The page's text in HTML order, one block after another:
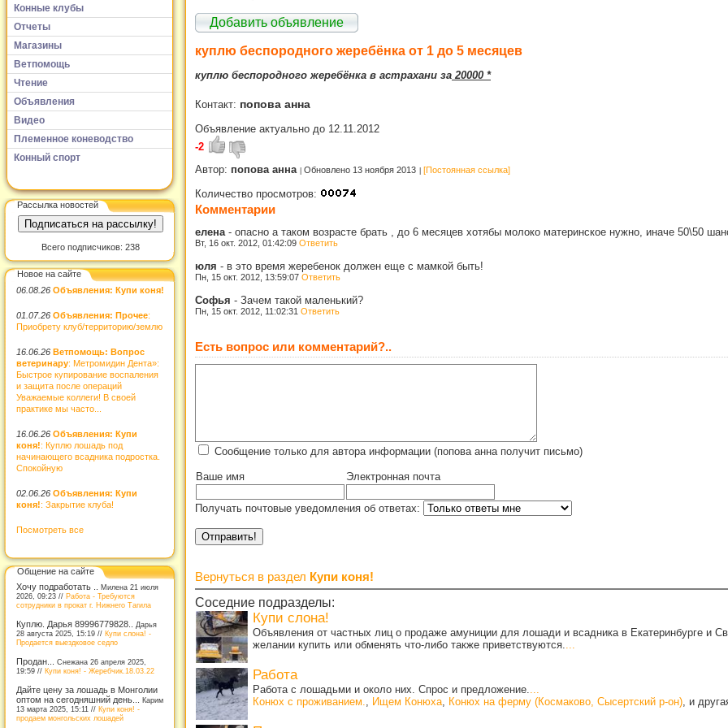
Конные клубы
Отчеты
Магазины
Ветпомощь
Чтение
Объявления
Видео
Племенное коневодство
Конный спорт
Рассылка новостей
Всего подписчиков: 238
Новое на сайте
06.08.26 Объявления: Купи коня!
01.07.26 Объявления: Прочее:
Приобрету клуб/территорию/землю
16.06.26 Ветпомощь: Вопрос
ветеринару: Метромидин Дента»:
Быстрое купирование воспаления
и защита после операций
Уважаемые коллеги! В своей
практике мы часто...
16.06.26 Объявления: Купи
коня!: Куплю лошадь под
начинающего всадника подростка.
Спокойную
02.06.26 Объявления: Купи
коня!: Закрытие клуба!
Посмотреть все
Общение на сайте
Хочу подработать .. Милена 21 июля
2026, 09:23 // Работа - Требуются
сотрудники в прокат г. Нижнего Тагила
Куплю. Дарья 89996779828..
Дарья
28 августа 2025, 15:19 // Купи слона! -
Продается выездковое седло
Продан... Снежана 26 апреля 2025,
19:59 // Купи коня! - Жеребчик.18.03.22
Дайте цену за лошадь в Монголии
оптом на сегодняшний день... Карим
13 марта 2025, 15:11 // Купи коня! -
продаем монгольских лошадей
Добавить объявление
куплю беспородного жеребёнка от 1 до 5 месяцев
куплю беспородного жеребёнка в астрахани за 20000 *
Контакт: попова анна
Объявление актуально до 12.11.2012
-2
Автор: попова анна Обновлено 13 ноября 2013 [Постоянная ссылка]
Количество просмотров:
Комментарии
елена - опасно а таком возрасте брать , до 6 месяцев хотябы молоко материнское нужно, иначе 50\50
Вт, 16 окт. 2012, 01:42:09 Ответить
юля - в это время жеребенок должен еще с мамкой быть!
Пн, 15 окт. 2012, 13:59:07 Ответить
Софья - Зачем такой маленький?
Пн, 15 окт. 2012, 11:02:31 Ответить
Есть вопрос или комментарий?..
Сообщение только для автора информации (попова анна получит письмо)
Ваше имя Электронная почта
Получать почтовые уведомления об ответах:
Вернуться в раздел Купи коня!
Соседние подразделы:
Купи слона!
Объявления от частных лиц о продаже амуниции для лошади и всадника в Екатеринбурге и
желании купить или обменять что-либо также приветствуются.
Работа
Работа с лошадьми и около них. Спрос и предложение.
Конюх с проживанием.
Ищем Конюха Конюх на ферму (Космаково, Сысертский р-он) , и